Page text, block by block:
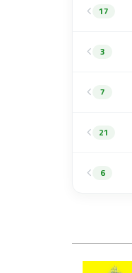
17
3
7
21
6